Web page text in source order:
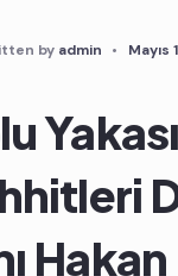
by admin • Mayıs
Hakan